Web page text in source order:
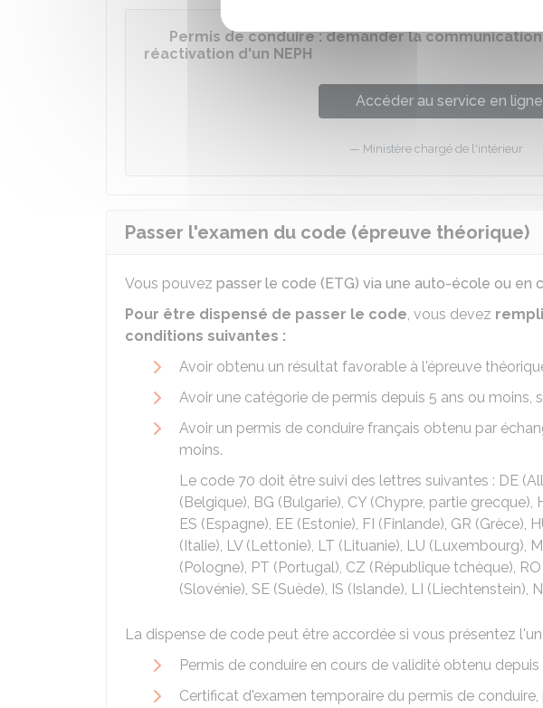
Permis de conduire : demander la communication
réactivation d'un NEPH
Accéder au service en ligne
Ministère chargé de l'intérieur
Passer l'examen du code (épreuve théorique)
Vous pouvez passer le code (ETG) via une auto-école ou en
Pour être dispensé de passer le code, vous devez
conditions suivantes :
Avoir obtenu un résultat favorable à l'épreuve
Avoir une catégorie de permis depuis 5 ans ou moins,
Avoir un permis de conduire français obtenu par
moins.
Le code 70 doit être suivi des lettres suivantes : DE
(Belgique), BG (Bulgarie), CY (Chypre, partie grecque),
ES (Espagne), EE (Estonie), FI (Finlande), GR (Grèce),
(Italie), LV (Lettonie), LT (Lituanie), LU (Luxembourg),
(Pologne), PT (Portugal), CZ (République tchèque),
(Slovénie), SE (Suède), IS (Islande), LI (Liechtenstein),
La dispense de code peut être accordée si vous présentez
Permis de conduire en cours de validité obtenu
Certificat d'examen temporaire du permis de